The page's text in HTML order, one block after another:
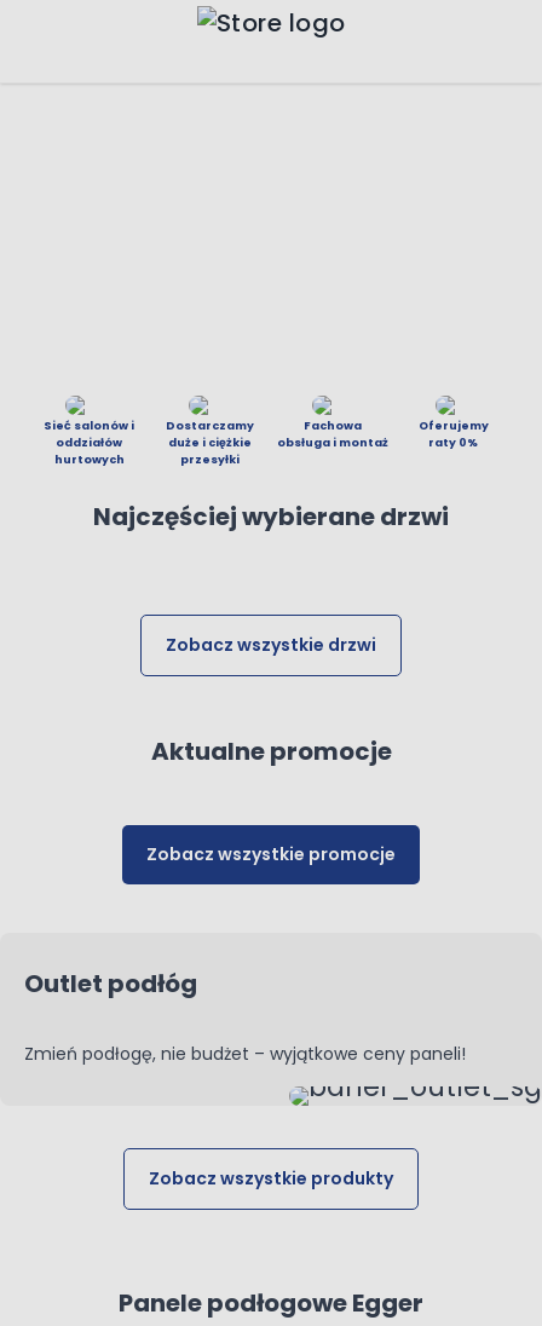
Sieć salonów i
oddziałów
hurtowych
Dostarczamy
duże i ciężkie
przesyłki
Fachowa
obsługa i montaż
Oferujemy
raty 0%
Najczęściej wybierane drzwi
Zobacz wszystkie drzwi
Aktualne promocje
Zobacz wszystkie promocje
Outlet podłóg
Zmień podłogę, nie budżet – wyjątkowe ceny paneli!
Zobacz wszystkie produkty
Panele podłogowe Egger